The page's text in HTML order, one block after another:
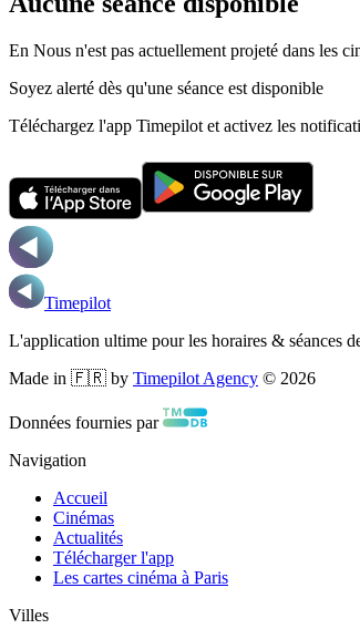
En Nous n'est pas actuellement projeté dans les
Soyez alerté dès qu'une séance est disponible
Téléchargez l'app Timepilot et activez les
Timepilot
L'application ultime pour les horaires & séances
Made in 🇫🇷 by Timepilot Agency © 2026
Données fournies par
Navigation
Accueil
Cinémas
Actualités
Télécharger l'app
Les cartes cinéma à Paris
Villes